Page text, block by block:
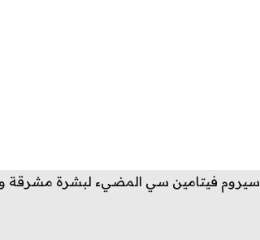
سيروم فيتامين سي المضيء لبشرة مشرقة